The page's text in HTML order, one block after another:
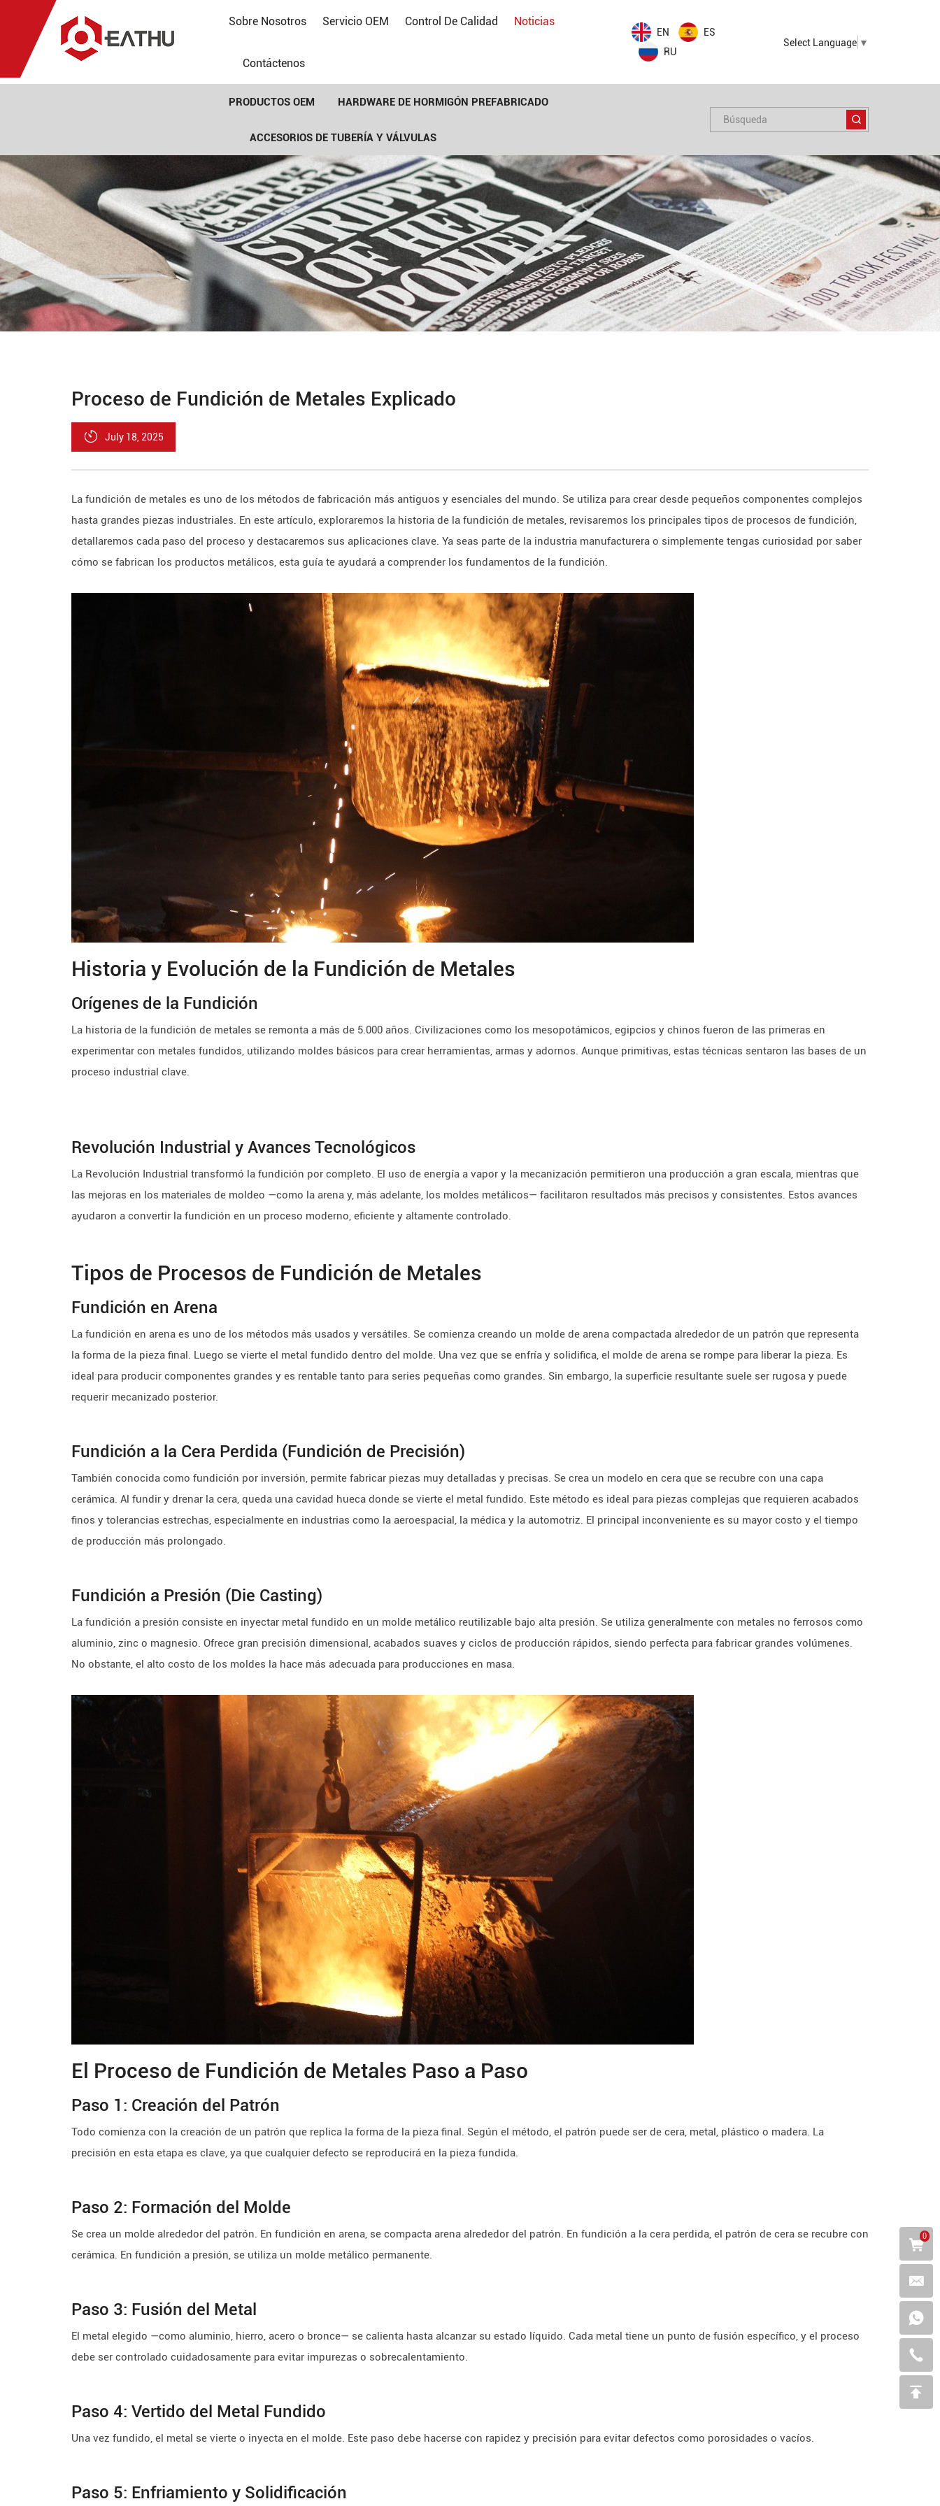
Sobre Nosotros Servicio OEM Control De Calidad Noticias
Contáctenos
EN
ES
RU
Select Language ▼
PRODUCTOS OEM HARDWARE DE HORMIGÓN PREFABRICADO
ACCESORIOS DE TUBERÍA Y VÁLVULAS
Proceso de Fundición de Metales Explicado
July 18, 2025
La fundición de metales es uno de los métodos de fabricación más antiguos y esenciales del mundo. Se utiliza para crear desde pequeños componentes complejos
hasta grandes piezas industriales. En este artículo, exploraremos la historia de la fundición de metales, revisaremos los principales tipos de procesos de fundición,
detallaremos cada paso del proceso y destacaremos sus aplicaciones clave. Ya seas parte de la industria manufacturera o simplemente tengas curiosidad por saber
cómo se fabrican los productos metálicos, esta guía te ayudará a comprender los fundamentos de la fundición.
Historia y Evolución de la Fundición de Metales
Orígenes de la Fundición
La historia de la fundición de metales se remonta a más de 5.000 años. Civilizaciones como los mesopotámicos, egipcios y chinos fueron de las primeras en
experimentar con metales fundidos, utilizando moldes básicos para crear herramientas, armas y adornos. Aunque primitivas, estas técnicas sentaron las bases de un
proceso industrial clave.
Revolución Industrial y Avances Tecnológicos
La Revolución Industrial transformó la fundición por completo. El uso de energía a vapor y la mecanización permitieron una producción a gran escala, mientras que
las mejoras en los materiales de moldeo —como la arena y, más adelante, los moldes metálicos— facilitaron resultados más precisos y consistentes. Estos avances
ayudaron a convertir la fundición en un proceso moderno, eficiente y altamente controlado.
Tipos de Procesos de Fundición de Metales
Fundición en Arena
La fundición en arena es uno de los métodos más usados y versátiles. Se comienza creando un molde de arena compactada alrededor de un patrón que representa
la forma de la pieza final. Luego se vierte el metal fundido dentro del molde. Una vez que se enfría y solidifica, el molde de arena se rompe para liberar la pieza. Es
ideal para producir componentes grandes y es rentable tanto para series pequeñas como grandes. Sin embargo, la superficie resultante suele ser rugosa y puede
requerir mecanizado posterior.
Fundición a la Cera Perdida (Fundición de Precisión)
También conocida como fundición por inversión, permite fabricar piezas muy detalladas y precisas. Se crea un modelo en cera que se recubre con una capa
cerámica. Al fundir y drenar la cera, queda una cavidad hueca donde se vierte el metal fundido. Este método es ideal para piezas complejas que requieren acabados
finos y tolerancias estrechas, especialmente en industrias como la aeroespacial, la médica y la automotriz. El principal inconveniente es su mayor costo y el tiempo
de producción más prolongado.
Fundición a Presión (Die Casting)
La fundición a presión consiste en inyectar metal fundido en un molde metálico reutilizable bajo alta presión. Se utiliza generalmente con metales no ferrosos como
aluminio, zinc o magnesio. Ofrece gran precisión dimensional, acabados suaves y ciclos de producción rápidos, siendo perfecta para fabricar grandes volúmenes.
No obstante, el alto costo de los moldes la hace más adecuada para producciones en masa.
El Proceso de Fundición de Metales Paso a Paso
Paso 1: Creación del Patrón
Todo comienza con la creación de un patrón que replica la forma de la pieza final. Según el método, el patrón puede ser de cera, metal, plástico o madera. La
precisión en esta etapa es clave, ya que cualquier defecto se reproducirá en la pieza fundida.
Paso 2: Formación del Molde
Se crea un molde alrededor del patrón. En fundición en arena, se compacta arena alrededor del patrón. En fundición a la cera perdida, el patrón de cera se recubre con
cerámica. En fundición a presión, se utiliza un molde metálico permanente.
Paso 3: Fusión del Metal
El metal elegido —como aluminio, hierro, acero o bronce— se calienta hasta alcanzar su estado líquido. Cada metal tiene un punto de fusión específico, y el proceso
debe ser controlado cuidadosamente para evitar impurezas o sobrecalentamiento.
Paso 4: Vertido del Metal Fundido
Una vez fundido, el metal se vierte o inyecta en el molde. Este paso debe hacerse con rapidez y precisión para evitar defectos como porosidades o vacíos.
Paso 5: Enfriamiento y Solidificación
0